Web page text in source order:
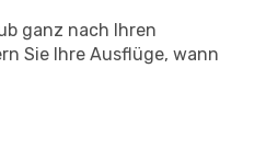
ganz nach Ihren
Sie Ihre Ausflüge, wann